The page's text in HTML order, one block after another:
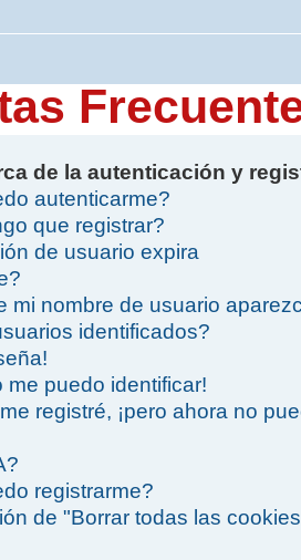
de la autenticación y
autenticarme?
que registrar?
de usuario expira
mi nombre de usuario
identificados?
me puedo identificar!
registré, ¡pero ahora no
registrarme?
de "Borrar todas las